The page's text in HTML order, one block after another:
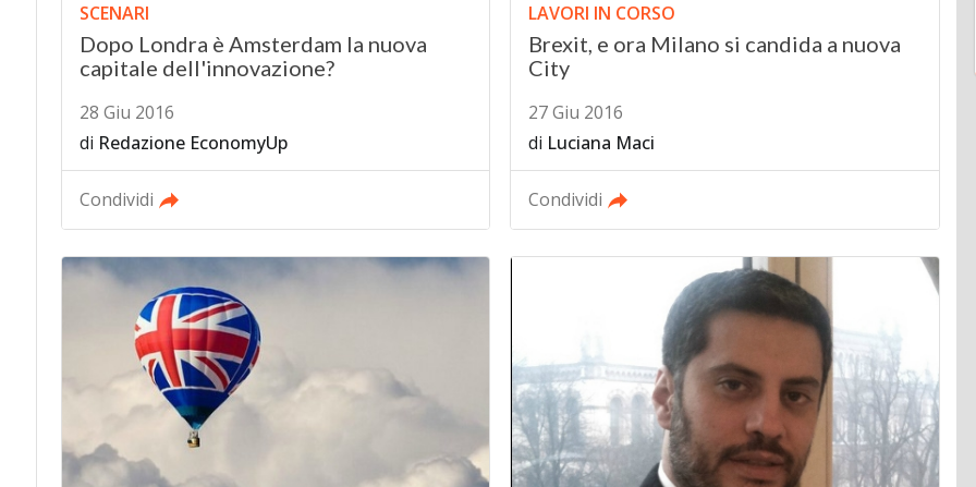
SCENARI
Dopo Londra è Amsterdam la nuova
capitale dell'innovazione?
28 Giu 2016
di Redazione EconomyUp
Condividi
LAVORI IN CORSO
Brexit, e ora Milano si candida a nuova
City
27 Giu 2016
di Luciana Maci
Condividi